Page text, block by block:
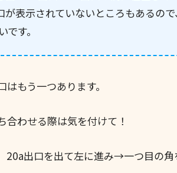
が表示されていないところもあるの
す。
もう一つあります。
合わせる際は気を付けて！
20a出口を出て左に進み→一つ目の